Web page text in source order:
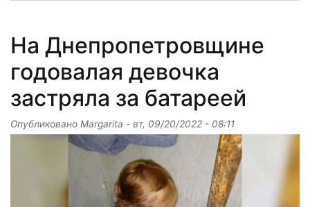
На Днепропетровщине
годовалая девочка
застряла за батареей
Опубликовано Margarita - вт, 09/20/2022 - 08:11